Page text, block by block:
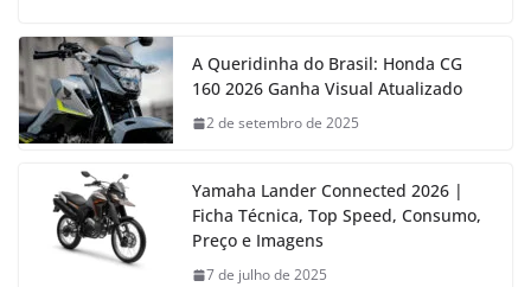
A Queridinha do Brasil: Honda CG
160 2026 Ganha Visual Atualizado
2 de setembro de 2025
Yamaha Lander Connected 2026 |
Ficha Técnica, Top Speed, Consumo,
Preço e Imagens
7 de julho de 2025